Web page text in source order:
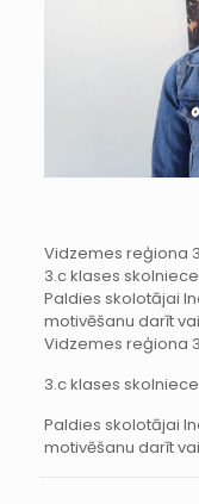
Vidzemes reģiona
3.c klases
Paldies skolotājai
motivēšanu darīt
Vidzemes reģiona
3.c klases
Paldies skolotājai
motivēšanu darīt